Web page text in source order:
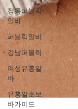
정통퍼블릭
알바
퍼블릭알바
강남퍼블릭
여성유흥알
바
유흥알초보
바가이드